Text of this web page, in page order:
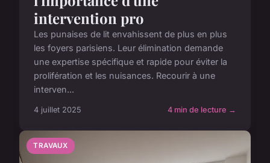
intervention pro
Les punaises de lit envahissent de plus en plus
les foyers parisiens. Leur élimination demande
une expertise spécifique et rapide pour éviter la
prolifération et les nuisances. Recourir à une
interven...
4 juillet 2025 4 min de lecture →
TRAVAUX